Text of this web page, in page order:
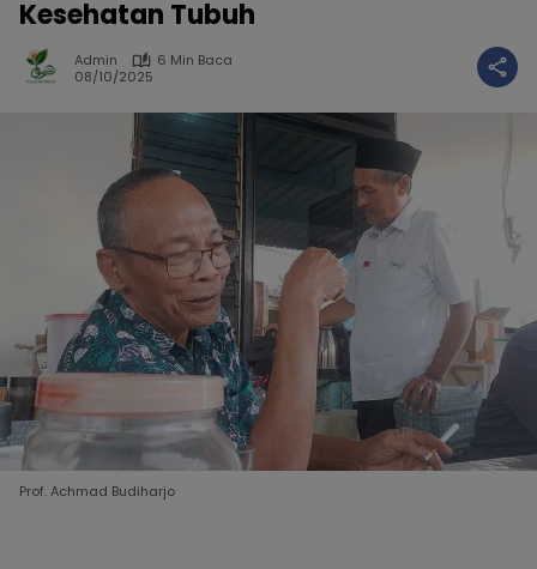
Kesehatan Tubuh
Admin
6 Min Baca
08/10/2025
Prof. Achmad Budiharjo